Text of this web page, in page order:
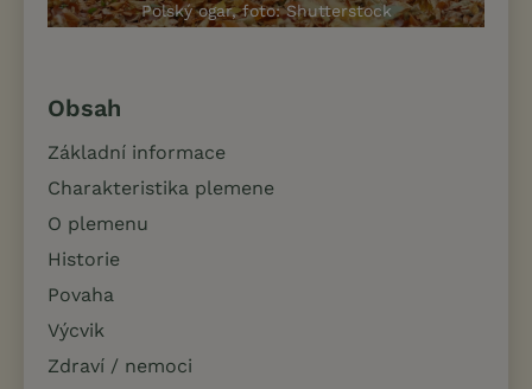
Polský ogar, foto: Shutterstock
Obsah
Základní informace
Charakteristika plemene
O plemenu
Historie
Povaha
Výcvik
Zdraví / nemoci